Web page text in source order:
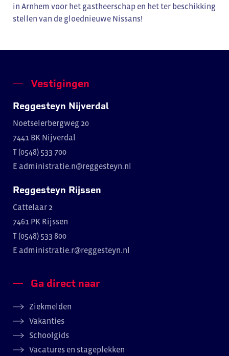
in Arnhem voor het gastheerschap en het ter beschikking
stellen van de gloednieuwe Nissans!
Vestigingen
Reggesteyn Nijverdal
Noetselerbergweg 20
7441 BK Nijverdal
T (0548) 533 700
E administratie.n@reggesteyn.nl
Reggesteyn Rijssen
Cattelaar 2
7461 PK Rijssen
T (0548) 533 800
E administratie.r@reggesteyn.nl
Ga direct naar
Ziekmelden
Vakanties
Schoolgids
Vacatures en stageplekken